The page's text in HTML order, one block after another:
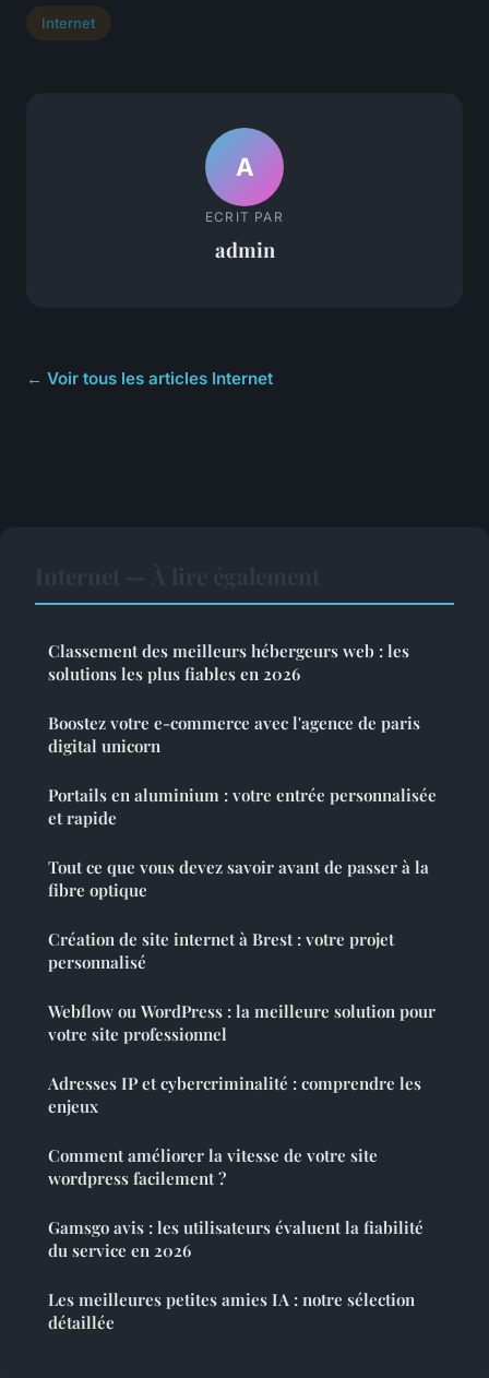
Internet
A
ECRIT PAR
admin
← Voir tous les articles Internet
Classement des meilleurs hébergeurs web : les
solutions les plus fiables en 2026
Boostez votre e-commerce avec l'agence de paris
digital unicorn
Portails en aluminium : votre entrée personnalisée
et rapide
Tout ce que vous devez savoir avant de passer à la
fibre optique
Création de site internet à Brest : votre projet
personnalisé
Webflow ou WordPress : la meilleure solution pour
votre site professionnel
Adresses IP et cybercriminalité : comprendre les
enjeux
Comment améliorer la vitesse de votre site
wordpress facilement ?
Gamsgo avis : les utilisateurs évaluent la fiabilité
du service en 2026
Les meilleures petites amies IA : notre sélection
détaillée